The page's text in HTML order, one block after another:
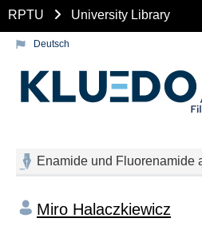
RPTU University Library
Deutsch
Enamide und Fluorenamide
Miro Halaczkiewicz